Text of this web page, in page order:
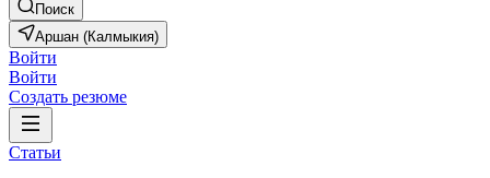
Поиск
Аршан (Калмыкия)
Войти
Войти
Создать резюме
Статьи